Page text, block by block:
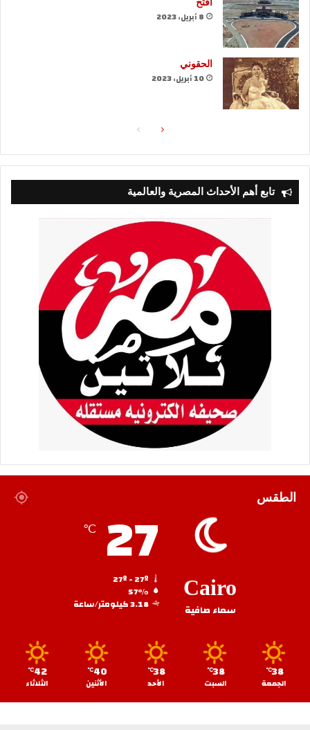
افتح
8 أبريل، 2023
الحقوني
10 أبريل، 2023
الصفحةالصفحة
تابع أهم الأحداث المصرية والعالمية
الطقس
Cairo
سماء صافية
27
℃
57%
3.18 كيلومتر/ساعة
38
℃
الجمعة
38
℃
السبت
38
℃
الأحد
40
℃
الأثنين
42
℃
الثلاثاء